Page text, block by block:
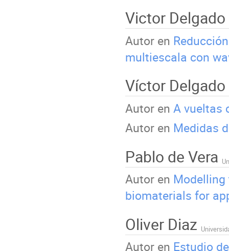
Victor Delgado
Autor en
multiescala con
Víctor
Autor en A vueltas
Autor en Medidas
Pablo de Vera
Autor en
biomaterials for
Oliver Diaz
Autor en Estudio